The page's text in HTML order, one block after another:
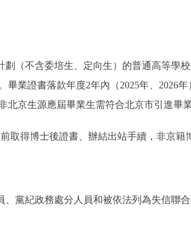
不含委培生、定向生）的普通高等學
畢業證書落款年度2年內（2025年、2026
北京生源應屆畢業生需符合北京市引進畢
得博士後證書、辦結出站手續，非京籍
紀政務處分人員和被依法列為失信聯